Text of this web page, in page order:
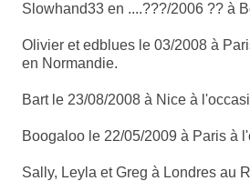
Slowhand33 en ....???/2006 ?? à
Olivier et edblues le 03/2008 à
en Normandie.
Bart le 23/08/2008 à Nice à
Boogaloo le 22/05/2009 à Paris à
Sally, Leyla et Greg à Londres au